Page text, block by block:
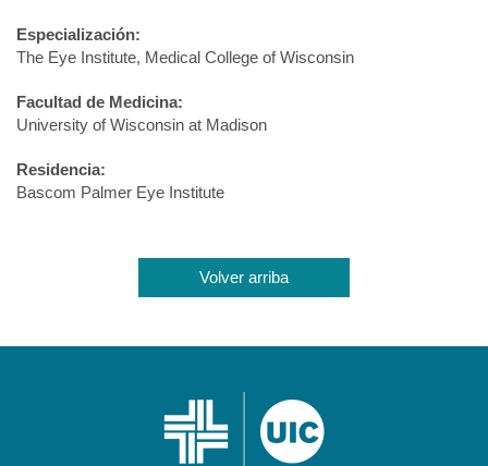
Especialización:
The Eye Institute, Medical College of Wisconsin
Facultad de Medicina:
University of Wisconsin at Madison
Residencia:
Bascom Palmer Eye Institute
Volver arriba